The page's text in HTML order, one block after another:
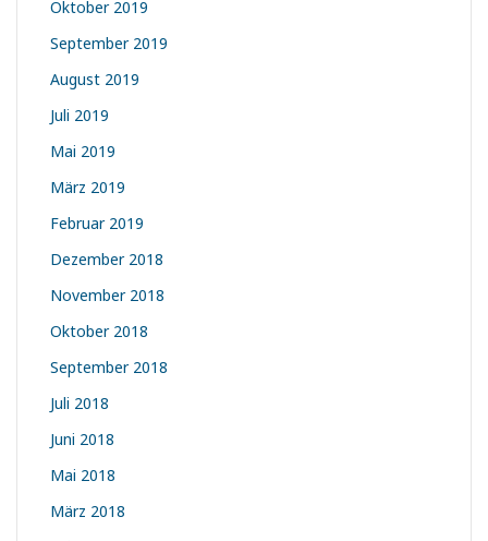
Oktober 2019
September 2019
August 2019
Juli 2019
Mai 2019
März 2019
Februar 2019
Dezember 2018
November 2018
Oktober 2018
September 2018
Juli 2018
Juni 2018
Mai 2018
März 2018